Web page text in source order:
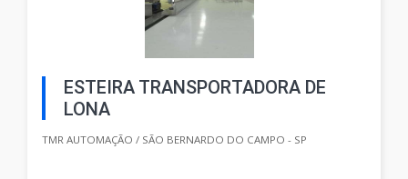
ESTEIRA TRANSPORTADORA DE
LONA
TMR AUTOMAÇÃO / SÃO BERNARDO DO CAMPO - SP